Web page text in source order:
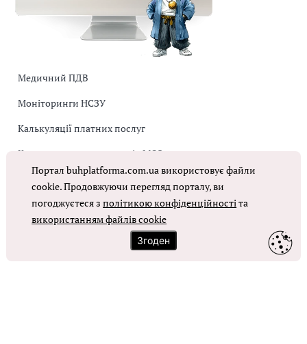
Медичний ПДВ
Моніторинги НСЗУ
Калькуляції платних послуг
Коригувальна накладна від МОЗ
Оплата праці в КНП
ОТРИМАТИ ДОСТУП
Портал buhplatforma.com.ua використовує файли
cookie. Продовжуючи перегляд порталу, ви
погоджуєтеся зполітикою конфіденційностіта
використанням файлів cookie
Згоден